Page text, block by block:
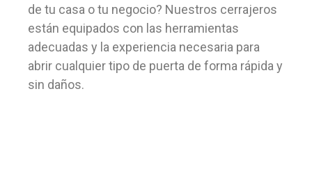
de tu casa o tu negocio? Nuestros cerrajeros
están equipados con las herramientas
adecuadas y la experiencia necesaria para
abrir cualquier tipo de puerta de forma rápida y
sin daños.